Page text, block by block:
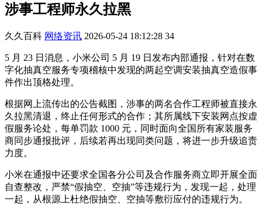
涉事工程师永久拉黑
久久百科 网络资讯 2026-05-24 18:12:28 34
5 月 23 日消息，小米公司 5 月 19 日发布内部通报，针对在数
字化抽真空服务专项稽核中发现的两起空调安装抽真空造假事
件作出顶格处理。
根据网上流传出的公告截图，涉事的两名合作工程师被直接永
久拉黑清退，终止任何形式的合作；其所属线下安装网点按虚
假服务论处，每单罚款 1000 元，同时面向全国所有家装服务
商同步通报批评，后续若再出现同类问题，将进一步升级追责
力度。
小米在通报中还要求全国各分公司及合作服务商立即开展全面
自查整改，严禁“假抽空、空抽”等违规行为，发现一起，处理
一起，从根源上杜绝假抽空、空抽等敷衍应付的违规行为。